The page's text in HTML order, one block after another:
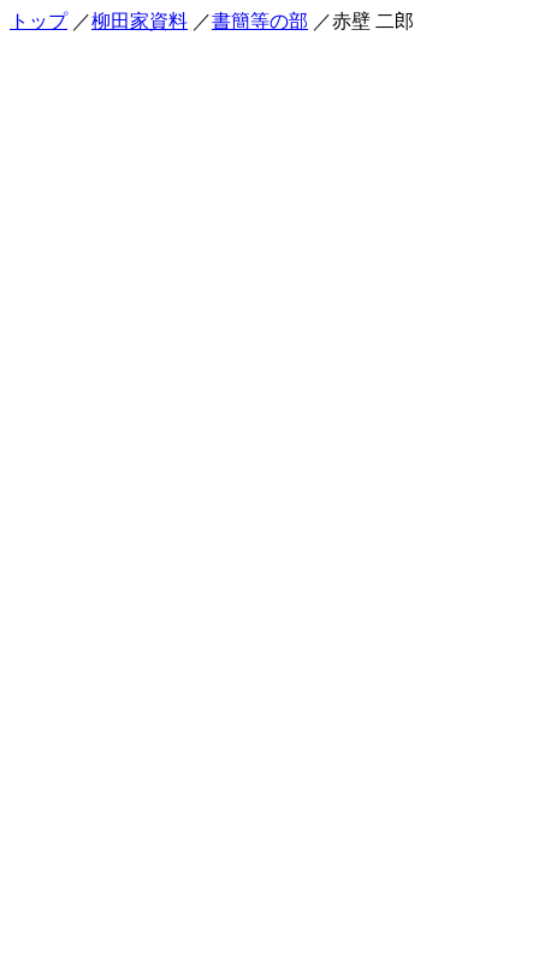
トップ ／柳田家資料 ／書簡等の部 ／赤壁 二郎